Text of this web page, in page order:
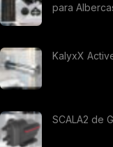
para
KalyxX
SCALA2 de